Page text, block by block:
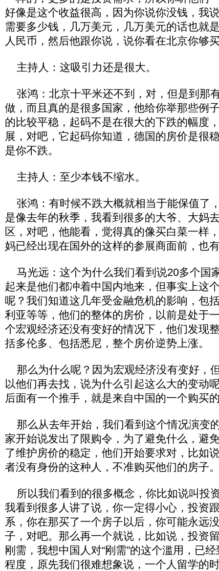
好像是这个收益很高，因为你说你没钱，我
需要多少钱，几万美元，几万美元的话也就
人民币，然后他跟你说，说你看在北京你够
主持人：这吸引力还是很大。
张鸿：北京十平米还不到，对，但是到那
做，而且真的是很多国家，他给你举那些例
的比较平稳，起码不是在很大的下跌的幅度
展，对吧，它起码你知道，德国的房价是很
是你不跌。
主持人：至少本钱不缩水。
张鸿：有时候不跌大概就相当于能保值了
是像去年的秋季，我看到很多的大爷、大妈
区，对吧，他能看，觉得真的像买白菜一样
妈已经出现在国外的这样的参展商面前，也
马光远：这个为什么我们看到说20多个国
起来是他们都冲着中国内地来，但事实上这
呢？我们知道这几年受金融危机的影响，包
利亚等等，他们的整体的房价，以前是处于
个宏观经济还没有变好的情况下，他们发现
括多伦多、包括悉尼，整个房价逆势上涨。
那么为什么呢？因为宏观经济没有变好，
以他们再去找，说为什么引起这么大的变动
后面有一个推手，就是来自中国的一个购买
那么从去年开始，我们看到这个情况演变
家开始说发出了限购令，为了避免什么，避
了维护房价的稳定，他们开始要求对，比如
者没有身份的这种人，不准购买他们的房子
所以我们看到的很多概念，你比如说叫投
我看到很多人讲了说，你一定得小心，投资
系，你在那买了一个房子以后，你可能永远
子，对吧。那么再一个就说，比如说，投资
刚需，我想中国人对“刚需”的这个滥用，已
程度，原先我们很难想象说，一个人留学的